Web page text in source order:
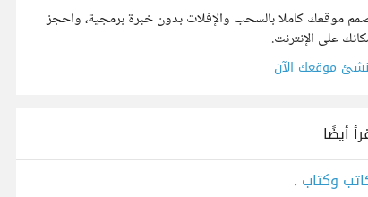
موقعك كاملا بالسحب والإفلات بدون خبرة برمجية، واحجز
على الإنترنت.
موقعك الآن
أيضًا
وكتاب .